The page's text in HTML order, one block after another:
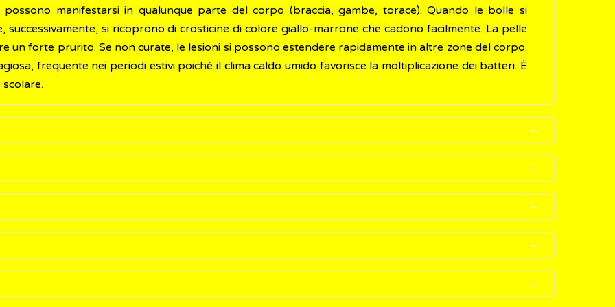
possono manifestarsi in qualunque parte del corpo (braccia, gambe, torace). Quando le bolle si
si ricoprono di crosticine di colore giallo-marrone che cadono facilmente. La pelle
un forte prurito. Se non curate, le lesioni si possono estendere rapidamente in altre zone del corpo.
frequente nei periodi estivi poiché il clima caldo umido favorisce la moltiplicazione dei batteri. È
per tentare di alleviarlo, le bolle scoppiano esponendo la pelle ad altreinfezionibatteriche
a contatto una persona infetta (con vescicole o papule) o con suoi capi di abbigliamento, biancheria
sottoporsi ad una visita dermatologica che consentirà di individuare le lesioni tipiche della
sangue tranne nel caso si verifichino forme gravi, complicazioni oinfezionicausate da altribatteri
della malattia, e deve essere prescritta dal proprio medico o dallo specialista dermatologo. Se è
può essere curata applicando un gel al cloruro d'alluminio (gel astringente) sulle aree